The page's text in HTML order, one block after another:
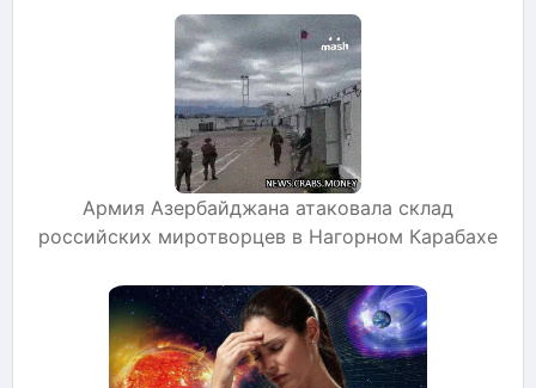
Армия Азербайджана атаковала склад
российских миротворцев в Нагорном Карабахе